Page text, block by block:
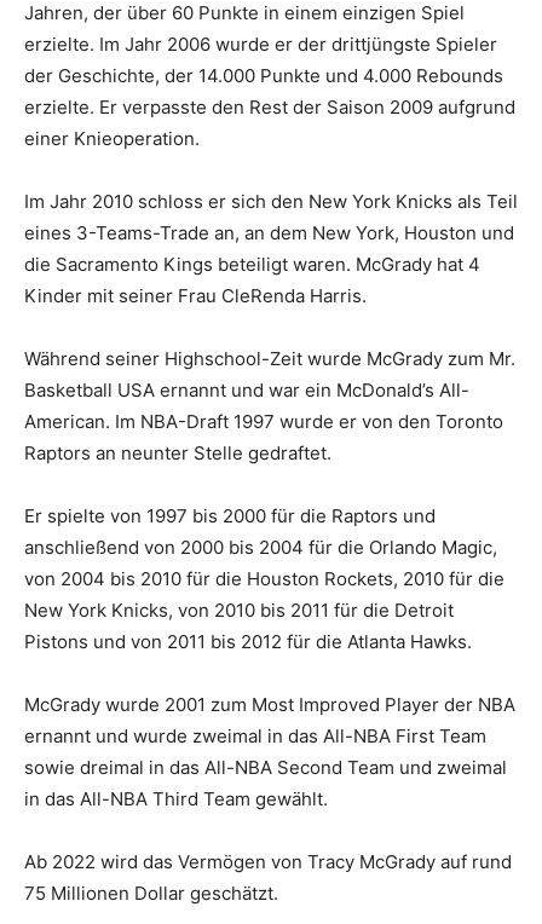
Jahren, der über 60 Punkte in einem einzigen Spiel
erzielte. Im Jahr 2006 wurde er der drittjüngste Spieler
der Geschichte, der 14.000 Punkte und 4.000 Rebounds
erzielte. Er verpasste den Rest der Saison 2009 aufgrund
einer Knieoperation.
Im Jahr 2010 schloss er sich den New York Knicks als Teil
eines 3-Teams-Trade an, an dem New York, Houston und
die Sacramento Kings beteiligt waren. McGrady hat 4
Kinder mit seiner Frau CleRenda Harris.
Während seiner Highschool-Zeit wurde McGrady zum Mr.
Basketball USA ernannt und war ein McDonald’s All-
American. Im NBA-Draft 1997 wurde er von den Toronto
Raptors an neunter Stelle gedraftet.
Er spielte von 1997 bis 2000 für die Raptors und
anschließend von 2000 bis 2004 für die Orlando Magic,
von 2004 bis 2010 für die Houston Rockets, 2010 für die
New York Knicks, von 2010 bis 2011 für die Detroit
Pistons und von 2011 bis 2012 für die Atlanta Hawks.
McGrady wurde 2001 zum Most Improved Player der NBA
ernannt und wurde zweimal in das All-NBA First Team
sowie dreimal in das All-NBA Second Team und zweimal
in das All-NBA Third Team gewählt.
Ab 2022 wird das Vermögen von Tracy McGrady auf rund
75 Millionen Dollar geschätzt.